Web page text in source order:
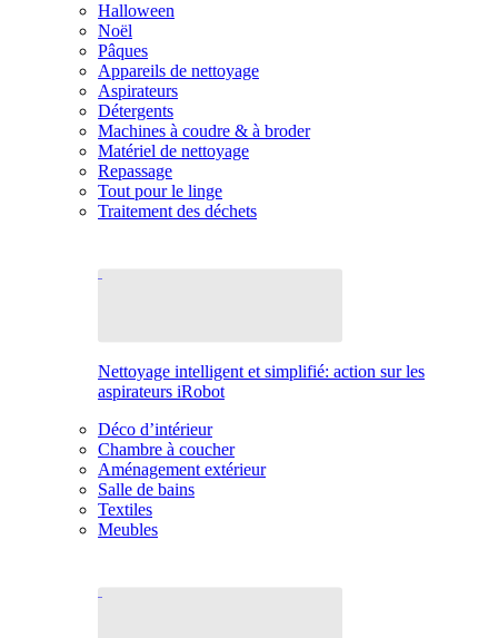
Halloween
Noël
Pâques
Appareils de nettoyage
Aspirateurs
Détergents
Machines à coudre & à broder
Matériel de nettoyage
Repassage
Tout pour le linge
Traitement des déchets
Nettoyage intelligent et simplifié: action sur les
aspirateurs iRobot
Déco d’intérieur
Chambre à coucher
Aménagement extérieur
Salle de bains
Textiles
Meubles